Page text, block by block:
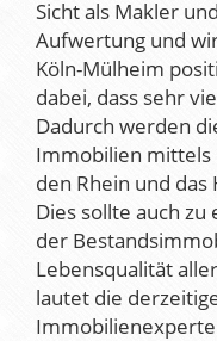
Sicht als Makler
Aufwertung und
Köln-Mülheim
dabei, dass sehr
Dadurch werden
Immobilien mittels
den Rhein und
Dies sollte auch
der
Lebensqualität
lautet die